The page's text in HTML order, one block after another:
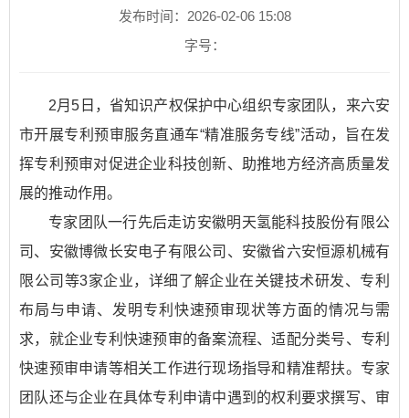
发布时间：2026-02-06 15:08
字号：
2月5日，省知识产权保护中心组织专家团队，来六安
市开展专利预审服务直通车“精准服务专线”活动，旨在发
挥专利预审对促进企业科技创新、助推地方经济高质量发
展的推动作用。
专家团队一行先后走访安徽明天氢能科技股份有限公
司、安徽博微长安电子有限公司、安徽省六安恒源机械有
限公司等3家企业，详细了解企业在关键技术研发、专利
布局与申请、发明专利快速预审现状等方面的情况与需
求，就企业专利快速预审的备案流程、适配分类号、专利
快速预审申请等相关工作进行现场指导和精准帮扶。专家
团队还与企业在具体专利申请中遇到的权利要求撰写、审